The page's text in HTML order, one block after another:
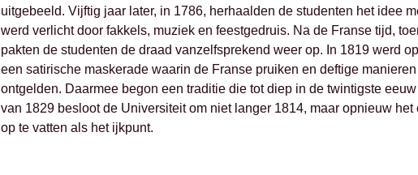
uitgebeeld. Vijftig jaar later, in 1786, herhaalden de studenten het idee
werd verlicht door fakkels, muziek en feestgedruis. Na de Franse tijd,
pakten de studenten de draad vanzelfsprekend weer op. In 1819 werd
een satirische maskerade waarin de Franse pruiken en deftige
ontgelden. Daarmee begon een traditie die tot diep in de twintigste
van 1829 besloot de Universiteit om niet langer 1814, maar opnieuw
op te vatten als het ijkpunt.